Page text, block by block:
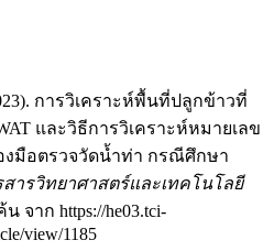
การวิเคราะห์พื้นที่ปลูกข้าวที่
และวิธีการวิเคราะห์หมายเลข
มือตรวจวัดน้ำท่า กรณีศึกษา
สารวิทยาศาสตร์และเทคโนโลยี
น จาก https://he03.tci-
view/1185